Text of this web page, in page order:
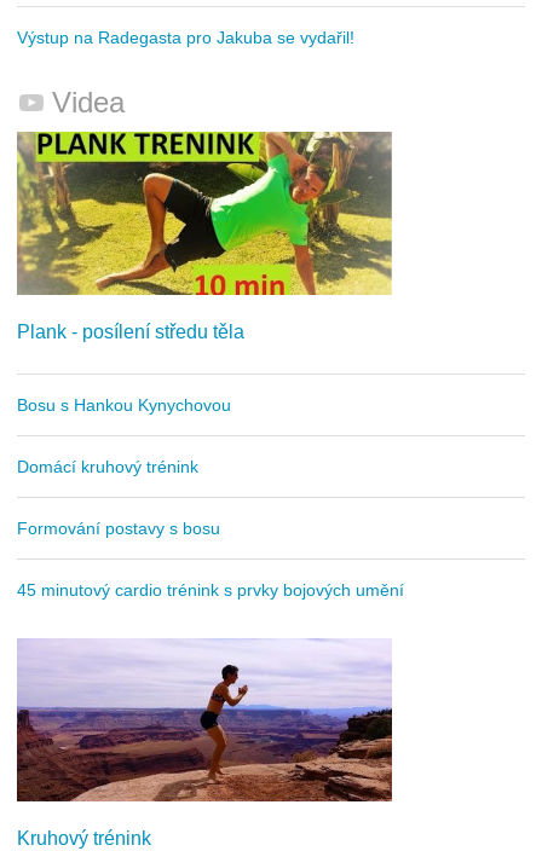
Výstup na Radegasta pro Jakuba se vydařil!
Videa
Plank - posílení středu těla
Bosu s Hankou Kynychovou
Domácí kruhový trénink
Formování postavy s bosu
45 minutový cardio trénink s prvky bojových umění
Kruhový trénink